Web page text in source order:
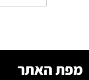
מפת האתר